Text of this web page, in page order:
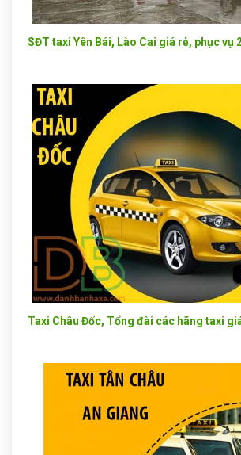
SĐT taxi Yên Bái, Lào Cai giá rẻ, phục vụ
Taxi Châu Đốc, Tổng đài các hãng taxi